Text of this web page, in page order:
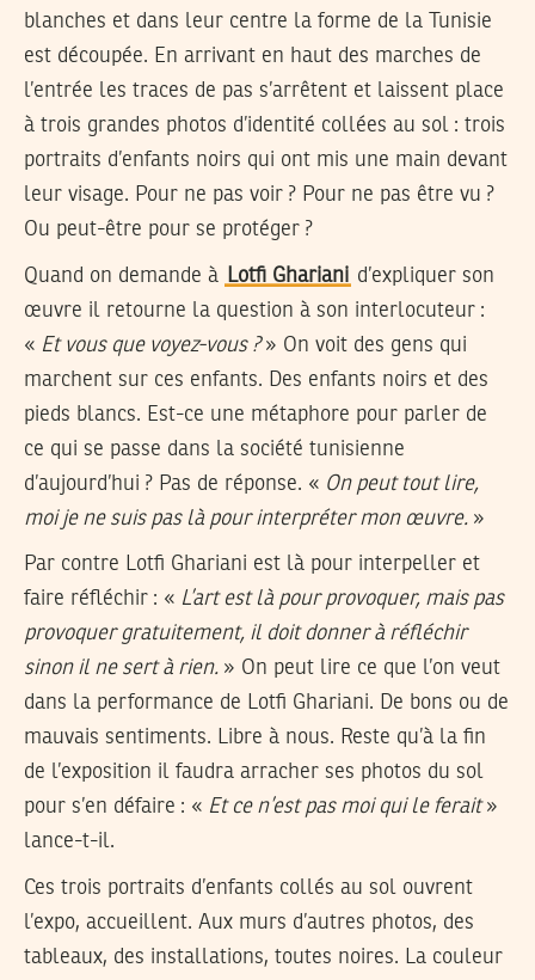
blanches et dans leur centre la forme de la Tunisie
est découpée. En arrivant en haut des marches de
l’entrée les traces de pas s’arrêtent et laissent place
à trois grandes photos d’identité collées au sol : trois
portraits d’enfants noirs qui ont mis une main devant
leur visage. Pour ne pas voir ? Pour ne pas être vu ?
Ou peut-être pour se protéger ?
Quand on demande à Lotfi Ghariani d’expliquer son
œuvre il retourne la question à son interlocuteur :
« Et vous que voyez-vous ?» On voit des gens qui
marchent sur ces enfants. Des enfants noirs et des
pieds blancs. Est-ce une métaphore pour parler de
ce qui se passe dans la société tunisienne
d’aujourd’hui ? Pas de réponse. « On peut tout lire,
moi je ne suis pas là pour interpréter mon œuvre. »
Par contre Lotfi Ghariani est là pour interpeller et
faire réfléchir : « L’art est là pour provoquer, mais pas
provoquer gratuitement, il doit donner à réfléchir
sinon il ne sert à rien. » On peut lire ce que l’on veut
dans la performance de Lotfi Ghariani. De bons ou de
mauvais sentiments. Libre à nous. Reste qu’à la fin
de l’exposition il faudra arracher ses photos du sol
pour s’en défaire : « Et ce n’est pas moi qui le ferait»
lance-t-il.
Ces trois portraits d’enfants collés au sol ouvrent
l’expo, accueillent. Aux murs d’autres photos, des
tableaux, des installations, toutes noires. La couleur